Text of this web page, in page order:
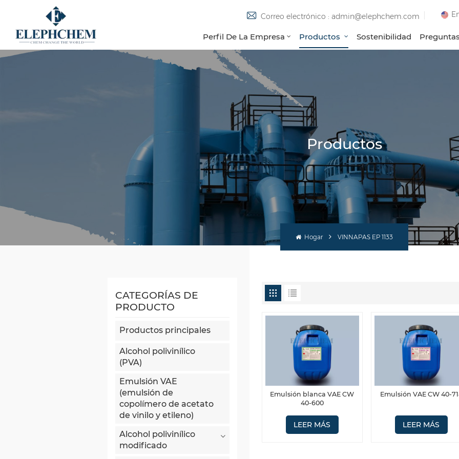
Correo electrónico : admin@elephchem.com
Perfil De La Empresa Productos Sostenibilidad
Productos
Hogar VINNAPAS EP 1133
CATEGORÍAS DE
PRODUCTO
Productos principales
Alcohol polivinílico
(PVA)
Emulsión VAE
(emulsión de
copolímero de acetato
de vinilo y etileno)
Alcohol polivinílico
modificado
Emulsión blanca VAE CW
40-600
LEER MÁS
Emulsión VAE CW 40-
LEER MÁS